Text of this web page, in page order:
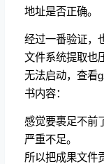
地址是否正确。
经过一番验证，
文件系统提取也
无法启动，查看
书内容：
感觉要裹足不前
严重不足。
所以把成果文件